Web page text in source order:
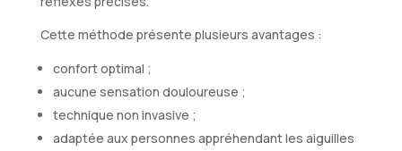
Cette méthode présente plusieurs avantages :
confort optimal ;
aucune sensation douloureuse ;
technique non invasive ;
adaptée aux personnes appréhendant les aiguilles